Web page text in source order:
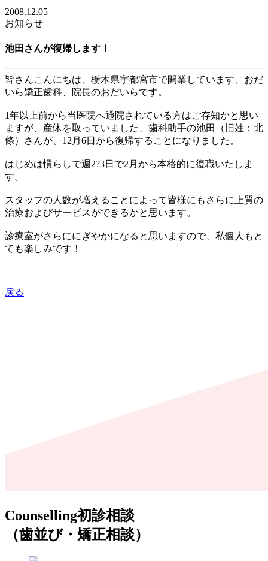
2008.12.05
お知らせ
池田さんが復帰します！
皆さんこんにちは、 栃木県宇都宮市で開業しています、おだ
いら矯正歯科、院長のおだいらです。
1年以上前から当医院へ通院されている方はご存知かと思い
ますが、産休を取っていました、歯科助手の池田（旧姓：北
條）さんが、 12月 6日から復帰することになりました。
はじめは慣らしで週2?3日で2月から本格的に復職いたしま
す。
スタッフの人数が増えることによって皆様にもさらに上質の
治療およびサービスができるかと思います。
診療室がさらににぎやかになると思いますので、私個人もと
ても楽しみです！
戻る
Counselling初診相談
（歯並び・矯正相談）